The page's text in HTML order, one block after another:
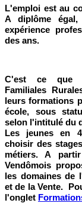
L'emploi est au
A diplôme
expérience
des ans.
C'est ce que
Familiales
leurs formations
école, sous
selon l'intitulé du
Les jeunes en
choisir des
métiers. A
Vendômois
les domaines de
et de la Vente.
l'onglet